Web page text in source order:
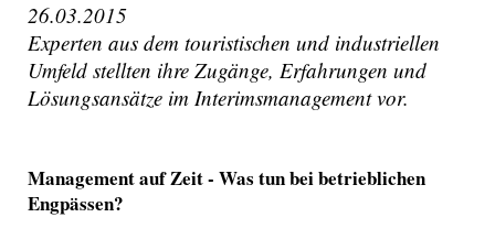
26.03.2015
Experten aus dem touristischen und industriellen
Umfeld stellten ihre Zugänge, Erfahrungen und
Lösungsansätze im Interimsmanagement vor.
Management auf Zeit - Was tun bei betrieblichen
Engpässen?